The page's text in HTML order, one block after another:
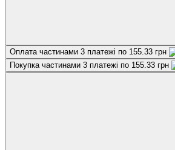
Оплата частинами 3 платежі по 155.33 грн
Покупка частинами 3 платежі по 155.33 грн